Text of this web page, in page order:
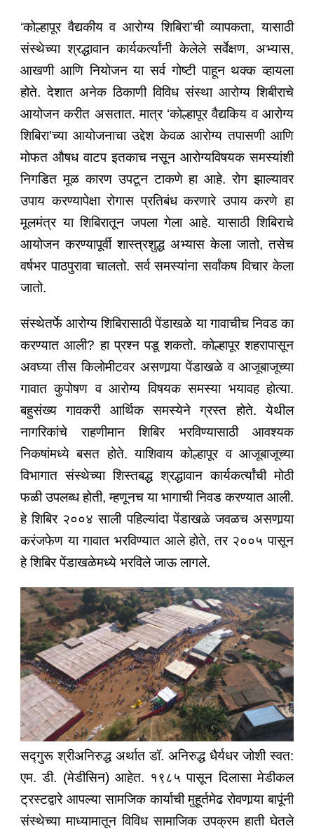
‘कोल्हापूर वैद्यकीय व आरोग्य शिबिरा’ची व्यापकता, यासाठी
संस्थेच्या श्रद्धावान कार्यकर्त्यांनी केलेले सर्वेक्षण, अभ्यास,
आखणी आणि नियोजन या सर्व गोष्टी पाहून थक्क व्हायला
होते. देशात अनेक ठिकाणी विविध संस्था आरोग्य शिबीराचे
आयोजन करीत असतात. मात्र ‘कोल्हापूर वैद्यकिय व आरोग्य
शिबिरा’च्या आयोजनाचा उद्देश केवळ आरोग्य तपासणी आणि
मोफत औषध वाटप इतकाच नसून आरोग्यविषयक समस्यांशी
निगडित मूळ कारण उपटून टाकणे हा आहे. रोग झाल्यावर
उपाय करण्यापेक्षा रोगास प्रतिबंध करणारे उपाय करणे हा
मूलमंत्र या शिबिरातून जपला गेला आहे. यासाठी शिबिराचे
आयोजन करण्यापूर्वी शास्त्रशुद्ध अभ्यास केला जातो, तसेच
वर्षभर पाठपुरावा चालतो. सर्व समस्यांना सर्वांकष विचार केला
जातो.
संस्थेतर्फे आरोग्य शिबिरासाठी पेंडाखळे या गावाचीच निवड का
करण्यात आली? हा प्रश्‍न पडू शकतो. कोल्हापूर शहरापासून
अवघ्या तीस किलोमीटवर असणार्‍या पेंडाखळे व आजूबाजूच्या
गावात कुपोषण व आरोग्य विषयक समस्या भयावह होत्या.
बहुसंख्य गावकरी आर्थिक समस्येने ग्रस्त होते. येथील
नागरिकांचे राहणीमान शिबिर भरविण्यासाठी आवश्यक
निकषांमध्ये बसत होते. याशिवाय कोल्हापूर व आजूबाजूच्या
विभागात संस्थेच्या शिस्तबद्ध श्रद्धावान कार्यकर्त्यांची मोठी
फळी उपलब्ध होती, म्हणूनच या भागाची निवड करण्यात आली.
हे शिबिर २००४ साली पहिल्यांदा पेंडाखळे जवळच असणार्‍या
करंजफेण या गावात भरविण्यात आले होते, तर २००५ पासून
हे शिबिर पेंडाखळेमध्ये भरविले जाऊ लागले.
सद्गुरू श्रीअनिरुद्ध अर्थात डॉ. अनिरुद्ध धैर्यधर जोशी स्वत:
एम. डी. (मेडीसिन) आहेत. १९८५ पासून दिलासा मेडीकल
ट्रस्टद्वारे आपल्या सामजिक कार्याची मुहूर्तमेढ रोवणार्‍या बापूंनी
संस्थेच्या माध्यामातून विविध सामाजिक उपक्रम हाती घेतले